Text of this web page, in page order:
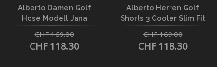
Alberto Damen Golf
Hose Modell Jana
CHF 169.00
CHF 118.30
Alberto Herren Golf
Shorts 3 Cooler Slim Fit
CHF 169.00
CHF 118.30